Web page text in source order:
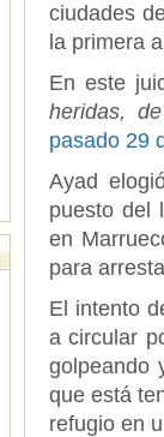
ciudades
la primera
En este
heridas,
pasado 29
Ayad
puesto del
en
para
El intento
a circular
golpeando
que está
refugio en